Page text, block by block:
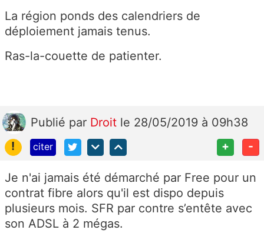
La région ponds des calendriers de
déploiement jamais tenus.
Ras-la-couette de patienter.
Publié par Droit le 28/05/2019 à 09h38
!
citer + -
Je n'ai jamais été démarché par Free pour un
contrat fibre alors qu'il est dispo depuis
plusieurs mois. SFR par contre s’entête avec
son ADSL à 2 mégas.